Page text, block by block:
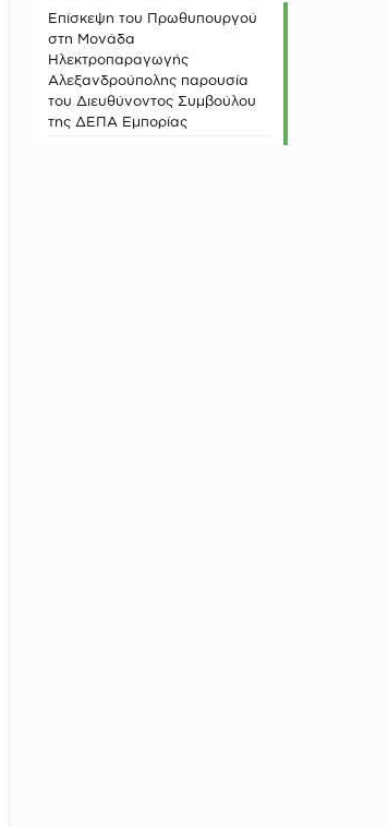
Επίσκεψη του Πρωθυπουργού
στη Μονάδα
Ηλεκτροπαραγωγής
Αλεξανδρούπολης παρουσία
του Διευθύνοντος Συμβούλου
της ΔΕΠΑ Εμπορίας